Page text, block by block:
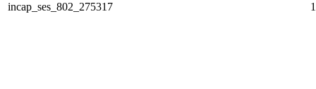
incap_ses_802_275317